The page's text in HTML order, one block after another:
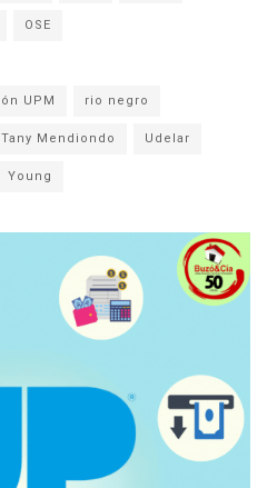
OSE
UPM rio negro
Tany Mendiondo Udelar
Young